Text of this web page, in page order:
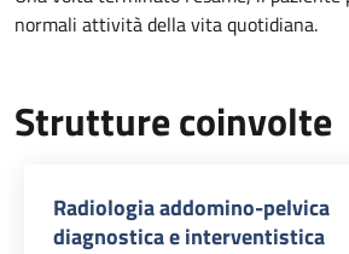
normali attività della vita quotidiana.
Strutture coinvolte
Radiologia addomino-pelvica
diagnostica e interventistica